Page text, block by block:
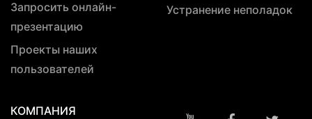
Запросить онлайн-
презентацию
Проекты наших
пользователей
Устранение неполадок
КОМПАНИЯ